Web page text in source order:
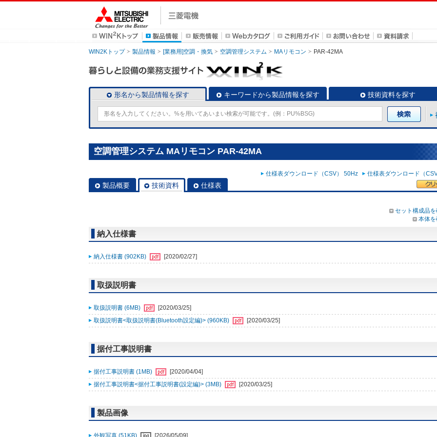
WIN2Kトップ 製品情報 [業務用]空調・換気 空調管理システム MAリモコン PAR-42MA
形名から製品情報を探す キーワードから製品情報を探す 技術資料を探す
空調管理システム MAリモコン PAR-42MA
仕様表ダウンロード（CSV） 50Hz 仕様表ダウンロード（
製品概要 技術資料 仕様表
セット構成品
本体
納入仕様書
納入仕様書 (902KB) [2020/02/27]
取扱説明書
取扱説明書 (6MB)
[2020/03/25]
取扱説明書<取扱説明書(Bluetooth設定編)> (960KB)
[2020/03/25]
据付工事説明書
据付工事説明書 (1MB)
[2020/04/04]
据付工事説明書<据付工事説明書(設定編)> (3MB)
[2020/03/25]
製品画像
外観写真 (51KB) [2026/05/09]